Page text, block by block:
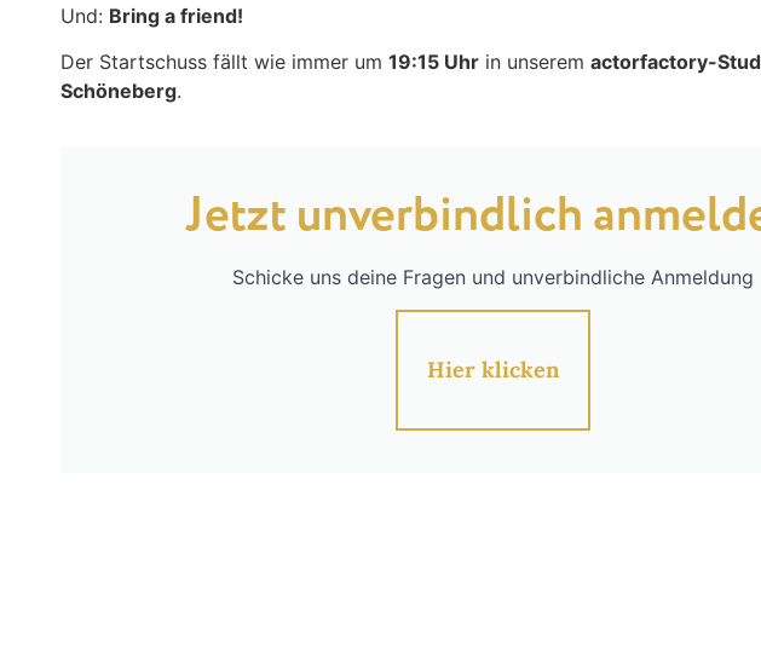
Und: Bring a friend!
Der Startschuss fällt wie immer um 19:15 Uhr in unserem actorfactory-
Schöneberg.
Jetzt unverbindlich
Schicke uns deine Fragen und unverbindliche Anmeldung
Hier klicken